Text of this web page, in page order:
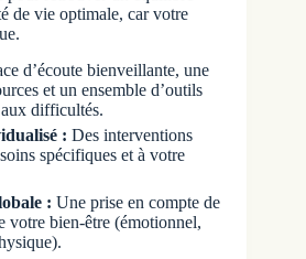
de vie optimale, car votre
d’écoute bienveillante, une
et un ensemble d’outils
difficultés.
: Des interventions
spécifiques et à votre
: Une prise en compte de
votre bien-être (émotionnel,